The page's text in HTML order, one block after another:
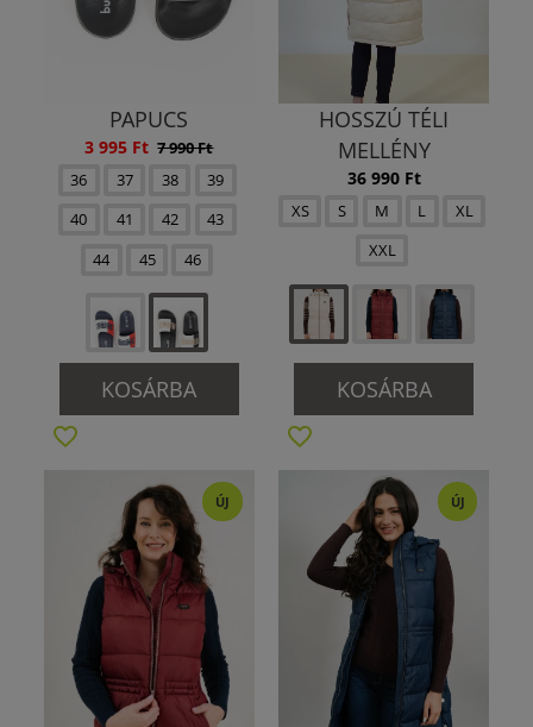
PAPUCS
3 995 Ft 7 990 Ft
36
37 38
39
40
41 42
43
44
45 46
KOSÁRBA
HOSSZÚ TÉLI
MELLÉNY
36 990 Ft
XS S M L
XL
XXL
KOSÁRBA
ÚJ ÚJ